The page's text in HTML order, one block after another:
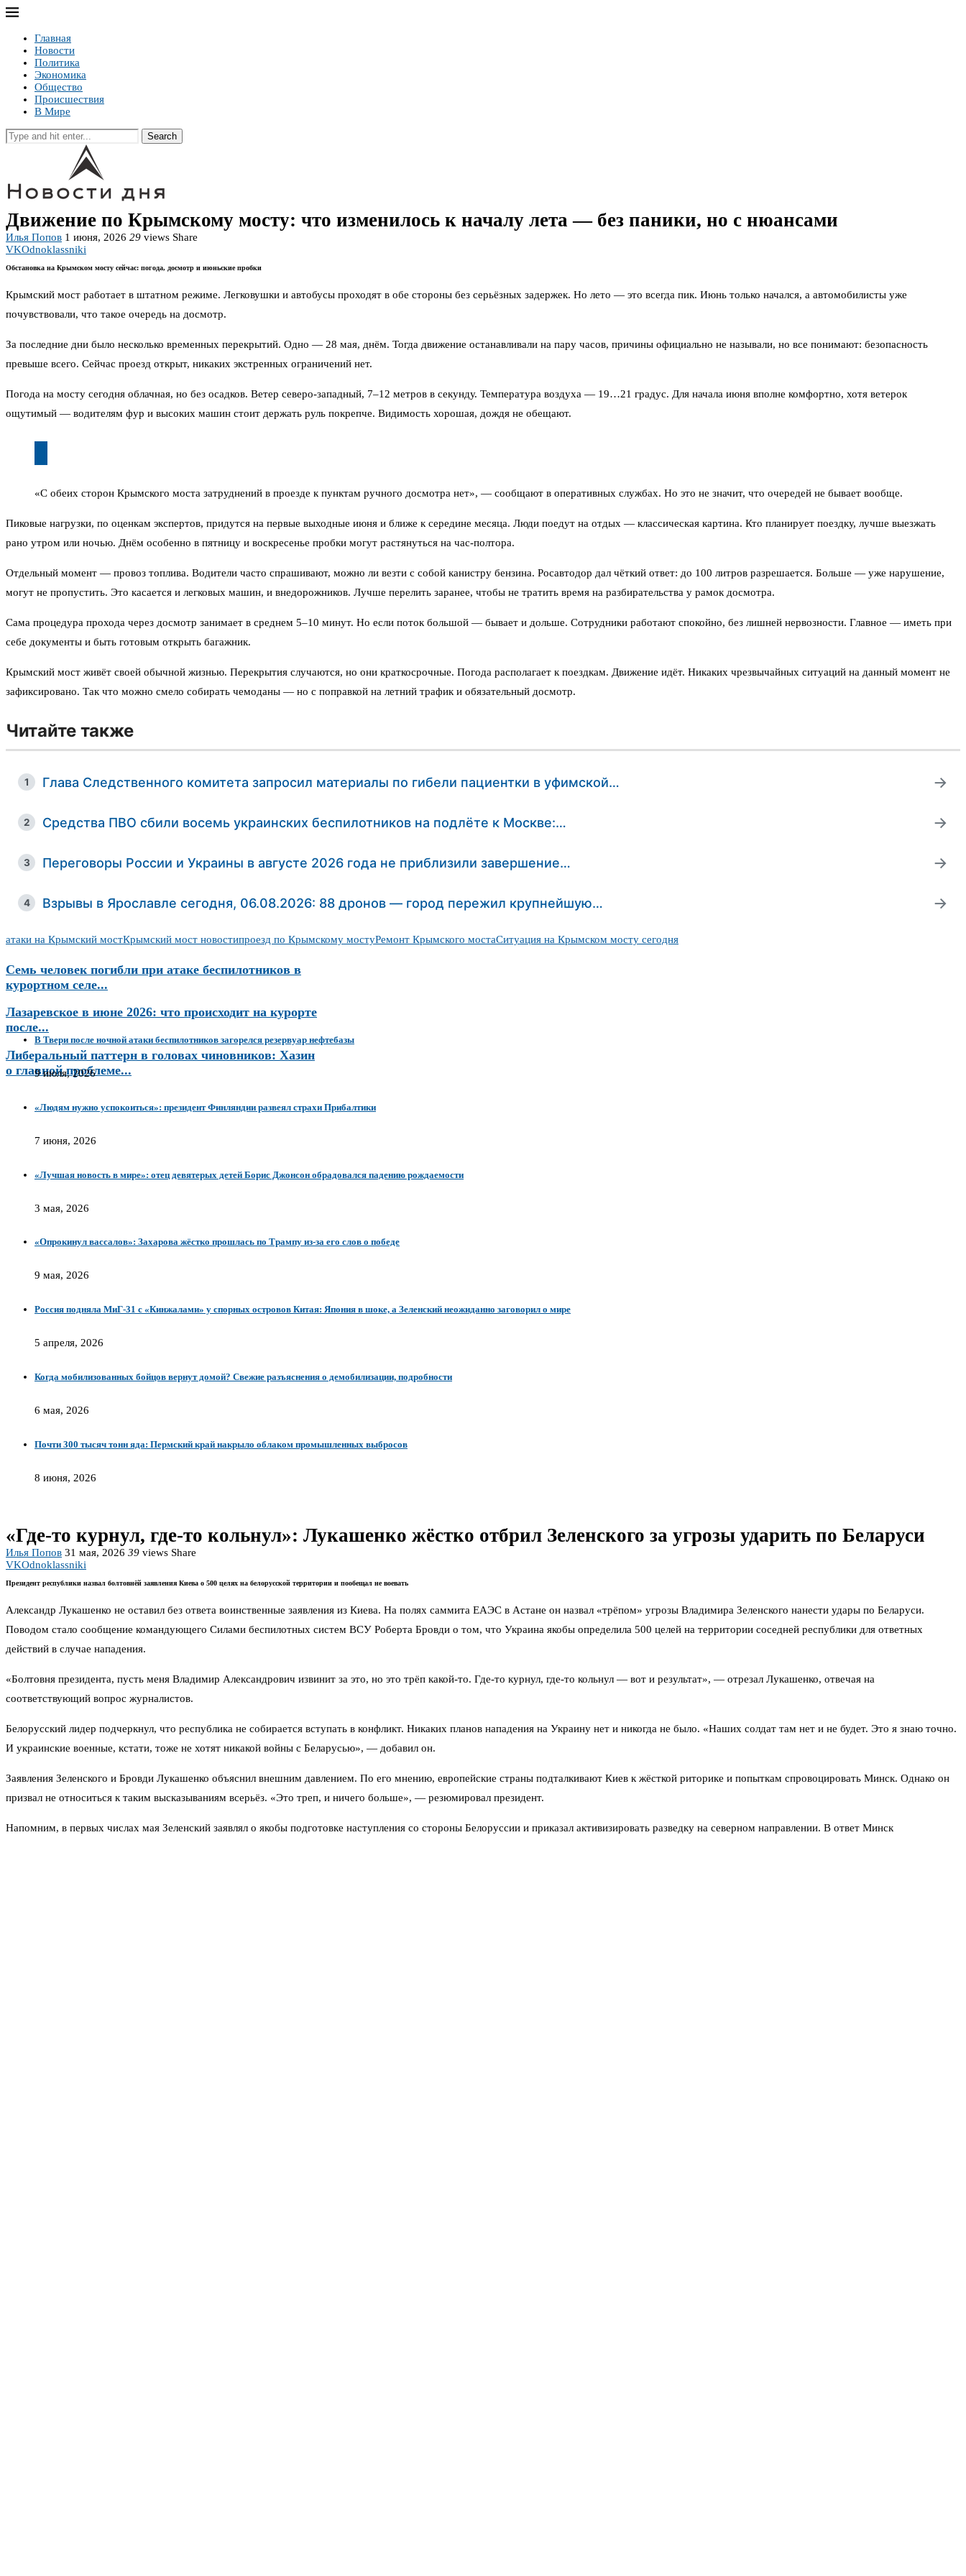
Главная
Новости
Политика
Экономика
Общество
Происшествия
В Мире
Search
Движение по Крымскому мосту: что изменилось к началу лета — без паники, но с нюансами
Илья Попов 1 июня, 2026 29 views Share
VKOdnoklassniki
Обстановка на Крымском мосту сейчас: погода, досмотр и июньские пробки
Крымский мост работает в штатном режиме. Легковушки и автобусы проходят в обе стороны без серьёзных задержек. Но лето — это всегда пик. Июнь только начался, а автомобилисты уже
почувствовали, что такое очередь на досмотр.
За последние дни было несколько временных перекрытий. Одно — 28 мая, днём. Тогда движение останавливали на пару часов, причины официально не называли, но все понимают: безопасность
превыше всего. Сейчас проезд открыт, никаких экстренных ограничений нет.
Погода на мосту сегодня облачная, но без осадков. Ветер северо-западный, 7–12 метров в секунду. Температура воздуха — 19…21 градус. Для начала июня вполне комфортно, хотя ветерок
ощутимый — водителям фур и высоких машин стоит держать руль покрепче. Видимость хорошая, дождя не обещают.
«С обеих сторон Крымского моста затруднений в проезде к пунктам ручного досмотра нет», — сообщают в оперативных службах. Но это не значит, что очередей не бывает вообще.
Пиковые нагрузки, по оценкам экспертов, придутся на первые выходные июня и ближе к середине месяца. Люди поедут на отдых — классическая картина. Кто планирует поездку, лучше выезжать
рано утром или ночью. Днём особенно в пятницу и воскресенье пробки могут растянуться на час-полтора.
Отдельный момент — провоз топлива. Водители часто спрашивают, можно ли везти с собой канистру бензина. Росавтодор дал чёткий ответ: до 100 литров разрешается. Больше — уже нарушение,
могут не пропустить. Это касается и легковых машин, и внедорожников. Лучше перелить заранее, чтобы не тратить время на разбирательства у рамок досмотра.
Сама процедура прохода через досмотр занимает в среднем 5–10 минут. Но если поток большой — бывает и дольше. Сотрудники работают спокойно, без лишней нервозности. Главное — иметь при
себе документы и быть готовым открыть багажник.
Крымский мост живёт своей обычной жизнью. Перекрытия случаются, но они краткосрочные. Погода располагает к поездкам. Движение идёт. Никаких чрезвычайных ситуаций на данный момент не
зафиксировано. Так что можно смело собирать чемоданы — но с поправкой на летний трафик и обязательный досмотр.
Читайте также
1 Глава Следственного комитета запросил материалы по гибели пациентки в уфимской… →
2 Средства ПВО сбили восемь украинских беспилотников на подлёте к Москве:… →
3 Переговоры России и Украины в августе 2026 года не приблизили завершение… →
4 Взрывы в Ярославле сегодня, 06.08.2026: 88 дронов — город пережил крупнейшую… →
атаки на Крымский мостКрымский мост новостипроезд по Крымскому мостуРемонт Крымского мостаСитуация на Крымском мосту сегодня
Семь человек погибли при атаке беспилотников в
курортном селе...
Лазаревское в июне 2026: что происходит на курорте
после...
Либеральный паттерн в головах чиновников: Хазин
о главной проблеме...
В Твери после ночной атаки беспилотников загорелся резервуар нефтебазы
9 июля, 2026
«Людям нужно успокоиться»: президент Финляндии развеял страхи Прибалтики
7 июня, 2026
«Лучшая новость в мире»: отец девятерых детей Борис Джонсон обрадовался падению рождаемости
3 мая, 2026
«Опрокинул вассалов»: Захарова жёстко прошлась по Трампу из-за его слов о победе
9 мая, 2026
Россия подняла МиГ-31 с «Кинжалами» у спорных островов Китая: Япония в шоке, а Зеленский неожиданно заговорил о мире
5 апреля, 2026
Когда мобилизованных бойцов вернут домой? Свежие разъяснения о демобилизации, подробности
6 мая, 2026
Почти 300 тысяч тонн яда: Пермский край накрыло облаком промышленных выбросов
8 июня, 2026
«Где-то курнул, где-то кольнул»: Лукашенко жёстко отбрил Зеленского за угрозы ударить по Беларуси
Илья Попов 31 мая, 2026 39 views Share
VKOdnoklassniki
Президент республики назвал болтовнёй заявления Киева о 500 целях на белорусской территории и пообещал не воевать
Александр Лукашенко не оставил без ответа воинственные заявления из Киева. На полях саммита ЕАЭС в Астане он назвал «трёпом» угрозы Владимира Зеленского нанести удары по Беларуси.
Поводом стало сообщение командующего Силами беспилотных систем ВСУ Роберта Бровди о том, что Украина якобы определила 500 целей на территории соседней республики для ответных
действий в случае нападения.
«Болтовня президента, пусть меня Владимир Александрович извинит за это, но это трёп какой-то. Где-то курнул, где-то кольнул — вот и результат», — отрезал Лукашенко, отвечая на
соответствующий вопрос журналистов.
Белорусский лидер подчеркнул, что республика не собирается вступать в конфликт. Никаких планов нападения на Украину нет и никогда не было. «Наших солдат там нет и не будет. Это я знаю точно.
И украинские военные, кстати, тоже не хотят никакой войны с Беларусью», — добавил он.
Заявления Зеленского и Бровди Лукашенко объяснил внешним давлением. По его мнению, европейские страны подталкивают Киев к жёсткой риторике и попыткам спровоцировать Минск. Однако он
призвал не относиться к таким высказываниям всерьёз. «Это треп, и ничего больше», — резюмировал президент.
Напомним, в первых числах мая Зеленский заявлял о якобы подготовке наступления со стороны Белоруссии и приказал активизировать разведку на северном направлении. В ответ Минск